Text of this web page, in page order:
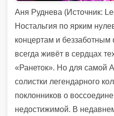
Аня Руднева (Источник:
Ностальгия по ярким
концертам и беззаботным
всегда живёт в сердцах
«Ранеток». Но для самой
солистки легендарного
поклонников о
недостижимой. В